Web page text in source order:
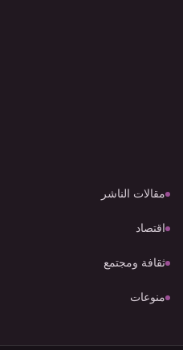
مقالات الناشر
اقتصاد
ثقافة ومجتمع
منوعات